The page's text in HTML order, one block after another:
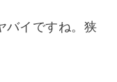
バイですね。狭